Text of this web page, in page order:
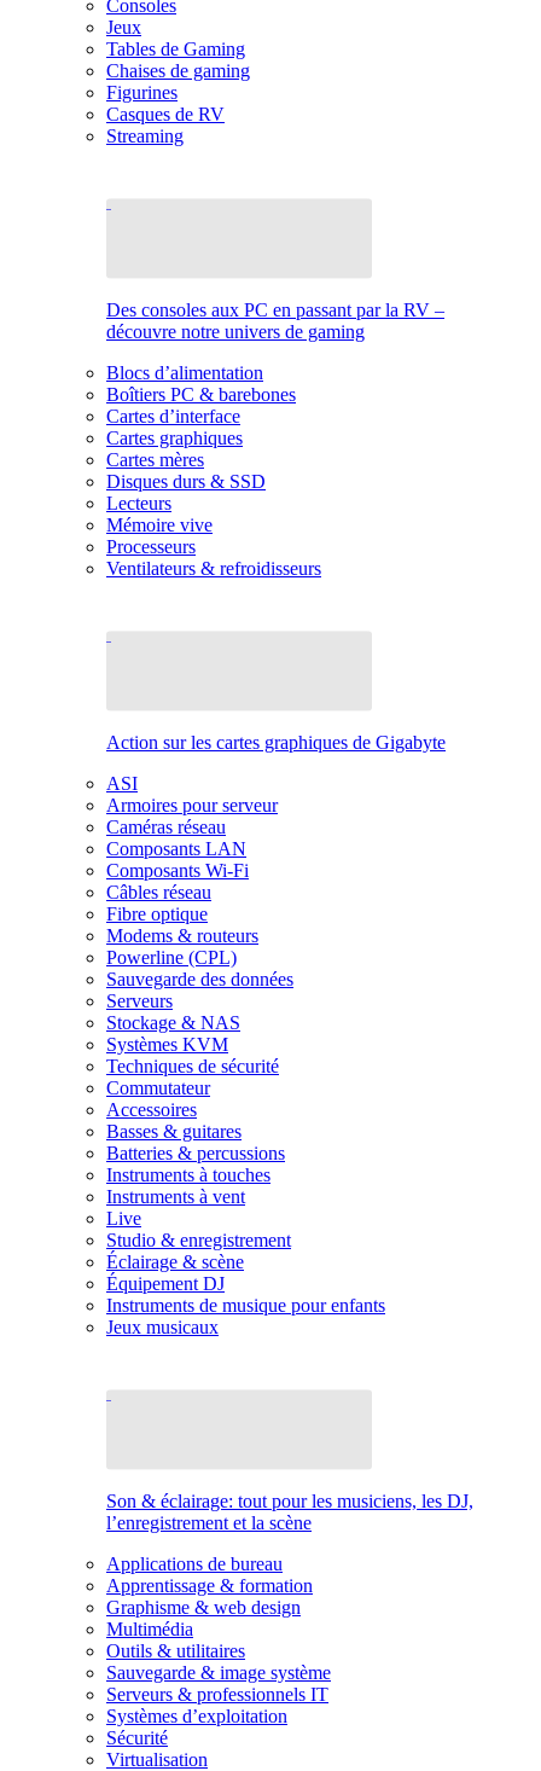
Consoles
Jeux
Tables de Gaming
Chaises de gaming
Figurines
Casques de RV
Streaming
Des consoles aux PC en passant par la RV –
découvre notre univers de gaming
Blocs d’alimentation
Boîtiers PC & barebones
Cartes d’interface
Cartes graphiques
Cartes mères
Disques durs & SSD
Lecteurs
Mémoire vive
Processeurs
Ventilateurs & refroidisseurs
Action sur les cartes graphiques de Gigabyte
ASI
Armoires pour serveur
Caméras réseau
Composants LAN
Composants Wi-Fi
Câbles réseau
Fibre optique
Modems & routeurs
Powerline (CPL)
Sauvegarde des données
Serveurs
Stockage & NAS
Systèmes KVM
Techniques de sécurité
Commutateur
Accessoires
Basses & guitares
Batteries & percussions
Instruments à touches
Instruments à vent
Live
Studio & enregistrement
Éclairage & scène
Équipement DJ
Instruments de musique pour enfants
Jeux musicaux
Son & éclairage: tout pour les musiciens, les DJ,
l’enregistrement et la scène
Applications de bureau
Apprentissage & formation
Graphisme & web design
Multimédia
Outils & utilitaires
Sauvegarde & image système
Serveurs & professionnels IT
Systèmes d’exploitation
Sécurité
Virtualisation